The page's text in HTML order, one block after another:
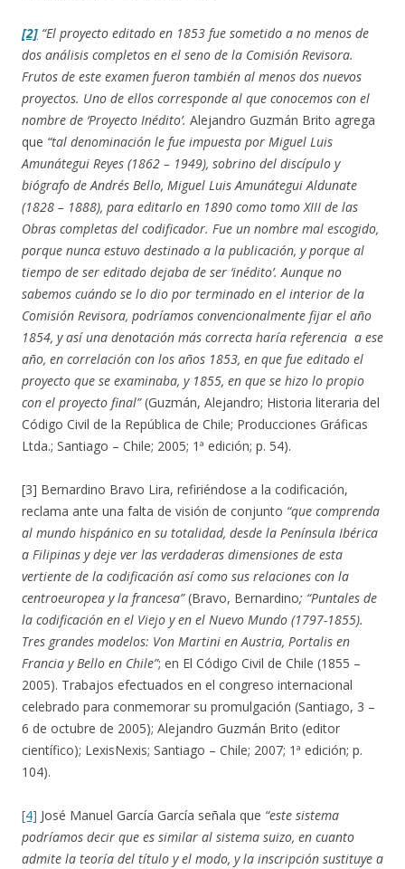
[2] “El proyecto editado en 1853 fue sometido a no menos de
dos análisis completos en el seno de la Comisión Revisora.
Frutos de este examen fueron también al menos dos nuevos
proyectos. Uno de ellos corresponde al que conocemos con el
nombre de ‘Proyecto Inédito’. Alejandro Guzmán Brito agrega
que “tal denominación le fue impuesta por Miguel Luis
Amunátegui Reyes (1862 – 1949), sobrino del discípulo y
biógrafo de Andrés Bello, Miguel Luis Amunátegui Aldunate
(1828 – 1888), para editarlo en 1890 como tomo XIII de las
Obras completas del codificador. Fue un nombre mal escogido,
porque nunca estuvo destinado a la publicación, y porque al
tiempo de ser editado dejaba de ser ‘inédito’. Aunque no
sabemos cuándo se lo dio por terminado en el interior de la
Comisión Revisora, podríamos convencionalmente fijar el año
1854, y así una denotación más correcta haría referencia a ese
año, en correlación con los años 1853, en que fue editado el
proyecto que se examinaba, y 1855, en que se hizo lo propio
con el proyecto final”(Guzmán, Alejandro; Historia literaria del
Código Civil de la República de Chile; Producciones Gráficas
Ltda.; Santiago – Chile; 2005; 1ª edición; p. 54).
[3] Bernardino Bravo Lira, refiriéndose a la codificación,
reclama ante una falta de visión de conjunto “que comprenda
al mundo hispánico en su totalidad, desde la Península Ibérica
a Filipinas y deje ver las verdaderas dimensiones de esta
vertiente de la codificación así como sus relaciones con la
centroeuropea y la francesa”(Bravo, Bernardino; “Puntales de
la codificación en el Viejo y en el Nuevo Mundo (1797-1855).
Tres grandes modelos: Von Martini en Austria, Portalis en
Francia y Bello en Chile”; en El Código Civil de Chile (1855 –
2005). Trabajos efectuados en el congreso internacional
celebrado para conmemorar su promulgación (Santiago, 3 –
6 de octubre de 2005); Alejandro Guzmán Brito (editor
científico); LexisNexis; Santiago – Chile; 2007; 1ª edición; p.
104).
[4] José Manuel García García señala que “este sistema
podríamos decir que es similar al sistema suizo, en cuanto
admite la teoría del título y el modo, y la inscripción sustituye a